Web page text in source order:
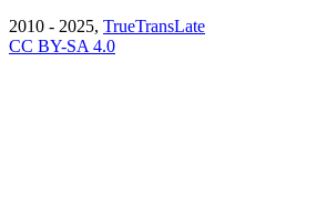
2010 - 2025, TrueTransLate
CC BY-SA 4.0